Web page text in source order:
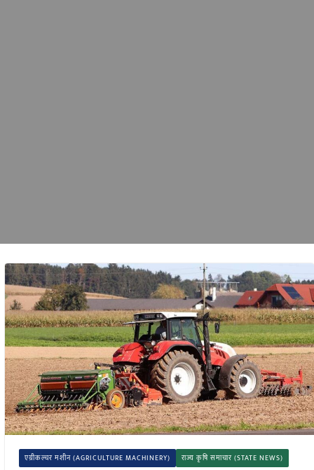
एग्रीकल्चर मशीन (AGRICULTURE MACHINERY) राज्य कृषि समाचार (STATE NEWS)